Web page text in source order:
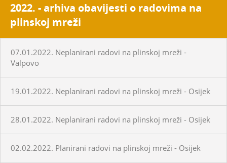
2022. - arhiva obavijesti o radovima na
plinskoj mreži
07.01.2022. Neplanirani radovi na plinskoj mreži -
Valpovo
19.01.2022. Neplanirani radovi na plinskoj mreži - Osijek
28.01.2022. Neplanirani radovi na plinskoj mreži - Osijek
02.02.2022. Planirani radovi na plinskoj mreži - Osijek